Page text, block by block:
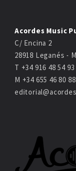
Acordes Music
C/ Encina 2
28918 Leganés -
T +34 916 48 54 93
M +34 655 46 80 88